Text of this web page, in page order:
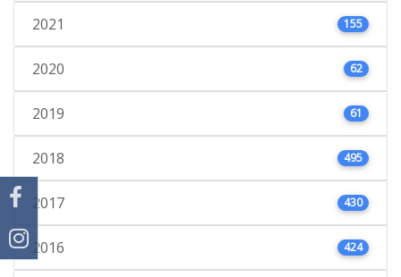
2021 155
2020 62
2019 61
2018 495
2017 430
2016 424